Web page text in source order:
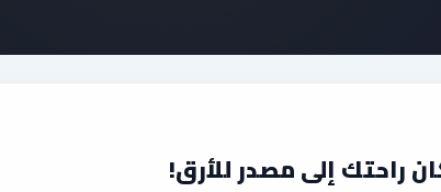
راحتك إلى مصدر للأرق!